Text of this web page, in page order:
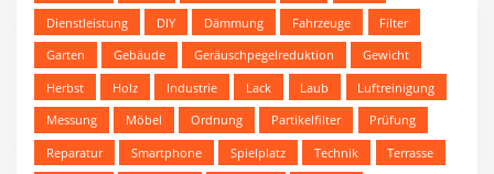
Dienstleistung
DIY Dämmung Fahrzeuge
Filter
Garten
Gebäude Geräuschpegelreduktion
Gewicht
Herbst
Holz Industrie Lack Laub
Luftreinigung
Messung
Möbel Ordnung Partikelfilter
Prüfung
Reparatur
Smartphone Spielplatz Technik
Terrasse